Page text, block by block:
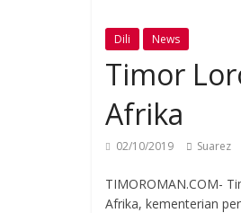
Dili News
Timor
Afrika
02/10/2019 Suarez
TIMOROMAN.COM-
Afrika, kementerian